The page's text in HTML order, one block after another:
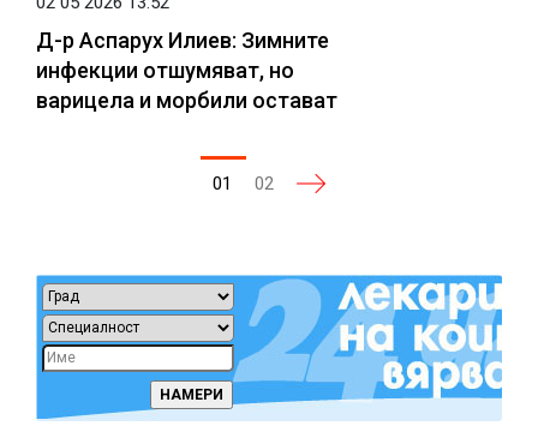
Д-р Аспарух Илиев: Зимните
инфекции отшумяват, но
варицела и морбили остават
01 02